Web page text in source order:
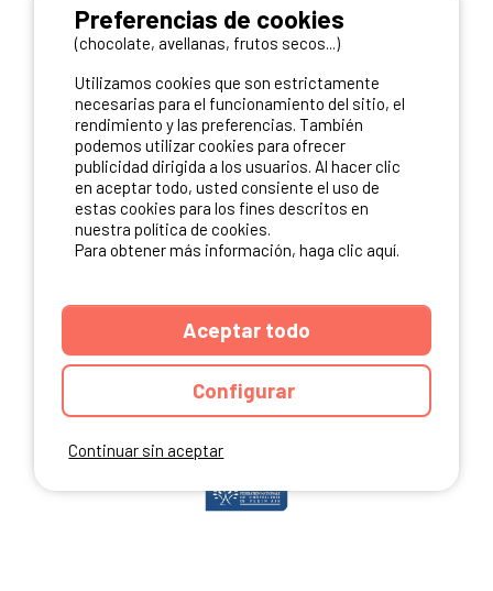
NOVEDADESINSCRIBIÉNDOTE A NUESTRA
NEWSLETTER!
ME INSCRIBO
NUESTROS PARTNERS
Continuar sin aceptar
Preferencias de cookies
(chocolate, avellanas, frutos secos...)
Utilizamos cookies que son estrictamente
necesarias para el funcionamiento del sitio, el
rendimiento y las preferencias. También
podemos utilizar cookies para ofrecer
publicidad dirigida a los usuarios. Al hacer clic
en aceptar todo, usted consiente el uso de
estas cookies para los fines descritos en
nuestra política de cookies.
Para obtener más información, haga clic aquí.
Aceptar todo
Configurar